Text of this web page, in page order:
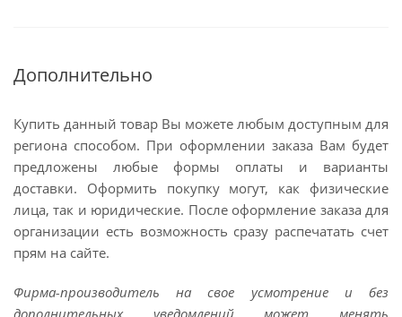
Дополнительно
Купить данный товар Вы можете любым доступным для
региона способом. При оформлении заказа Вам будет
предложены любые формы оплаты и варианты
доставки. Оформить покупку могут, как физические
лица, так и юридические. После оформление заказа для
организации есть возможность сразу распечатать счет
прям на сайте.
Фирма-производитель на свое усмотрение и без
дополнительных уведомлений может менять